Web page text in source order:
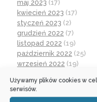
Używamy plików cookies w
serwisów.
maj 2023 (17)
kwiecień 2023 (17)
styczeń 2023 (2)
grudzień 2022 (7)
listopad 2022 (19)
październik 2022 (25)
wrzesień 2022 (19)
czerwiec 2022(32)